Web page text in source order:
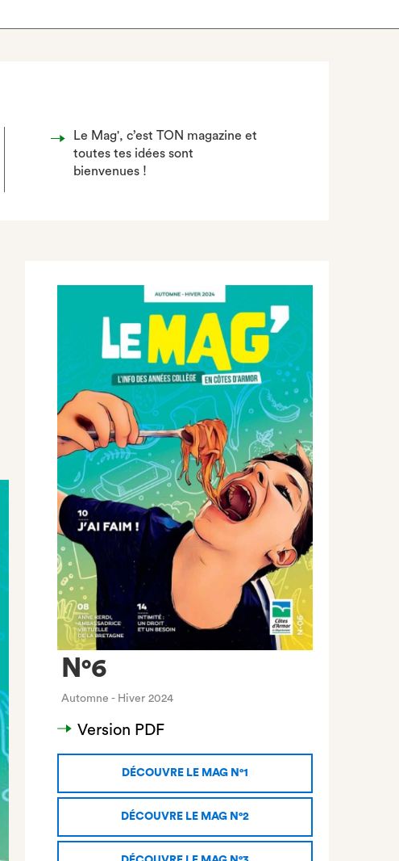
Le Mag', c’est TON magazine et
toutes tes idées sont
bienvenues !
N°6
Automne - Hiver 2024
Version PDF
DÉCOUVRE LE MAG N°1
DÉCOUVRE LE MAG N°2